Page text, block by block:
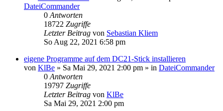
DateiCommander
0 Antworten
18722 Zugriffe
Letzter Beitrag von Sebastian Kliem
So Aug 22, 2021 6:58 pm
eigene Programme auf dem DC21-Stick installieren
von KlBe » Sa Mai 29, 2021 2:00 pm » in DateiCommander
0 Antworten
19797 Zugriffe
Letzter Beitrag von KlBe
Sa Mai 29, 2021 2:00 pm